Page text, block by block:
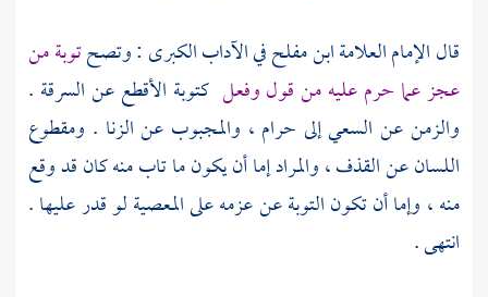
قال الإمام العلامةابن مفلحفي الآداب الكبرى : وتصحتوبة من
عجز عما حرم عليه من قول وفعل كتوبة الأقطع عن السرقة .
والزمن عن السعي إلى حرام ، والمجبوب عن الزنا . ومقطوع
اللسان عن القذف ، والمراد إما أن يكون ما تاب منه كان قد وقع
منه ، وإما أن تكون التوبة عن عزمه على المعصية لو قدر عليها .
انتهى .